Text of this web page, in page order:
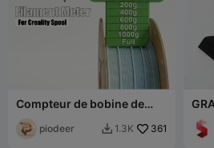
Compteur de bobine de
piodeer  1.3K 361